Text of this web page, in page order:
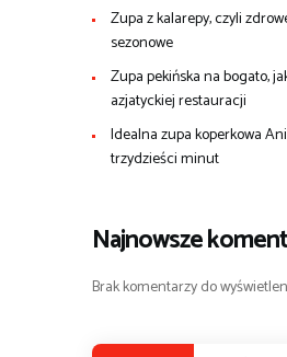
Zupa z kalarepy, czyli
sezonowe
Zupa pekińska na bogato,
azjatyckiej restauracji
Idealna zupa koperkowa
trzydzieści minut
Najnowsze
Brak komentarzy do